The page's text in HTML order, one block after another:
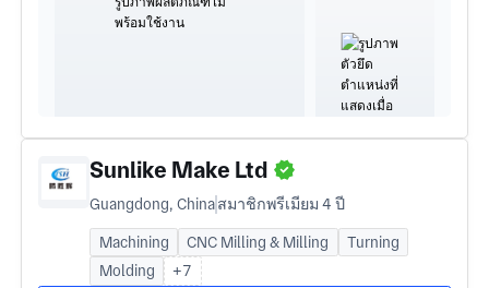
Sunlike Make Ltd
Guangdong, Chinaสมาชิกพรีเมียม 4 ปี
Machining CNC Milling & Milling
Turning
Molding
+7